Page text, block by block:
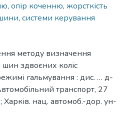
, опір коченню, жорсткість
, системи керування
методу визначення
шин здвоєних коліс
гальмування : дис. … д-
транспорт, 27
нац. автомоб.-дор. ун-